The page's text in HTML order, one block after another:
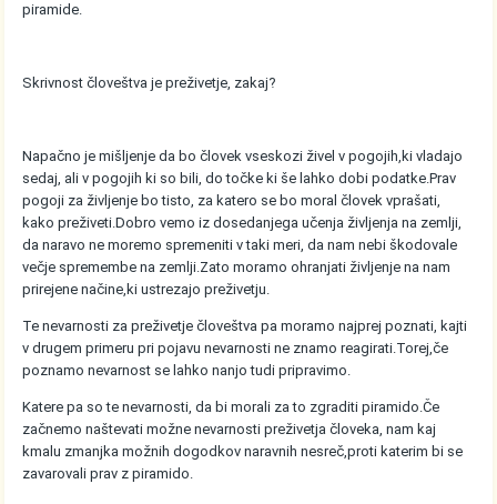
piramide.
Skrivnost človeštva je preživetje, zakaj?
Napačno je mišljenje da bo človek vseskozi živel v pogojih,ki vladajo
sedaj, ali v pogojih ki so bili, do točke ki še lahko dobi podatke.Prav
pogoji za življenje bo tisto, za katero se bo moral človek vprašati,
kako preživeti.Dobro vemo iz dosedanjega učenja življenja na zemlji,
da naravo ne moremo spremeniti v taki meri, da nam nebi škodovale
večje spremembe na zemlji.Zato moramo ohranjati življenje na nam
prirejene načine,ki ustrezajo preživetju.
Te nevarnosti za preživetje človeštva pa moramo najprej poznati, kajti
v drugem primeru pri pojavu nevarnosti ne znamo reagirati.Torej,če
poznamo nevarnost se lahko nanjo tudi pripravimo.
Katere pa so te nevarnosti, da bi morali za to zgraditi piramido.Če
začnemo naštevati možne nevarnosti preživetja človeka, nam kaj
kmalu zmanjka možnih dogodkov naravnih nesreč,proti katerim bi se
zavarovali prav z piramido.